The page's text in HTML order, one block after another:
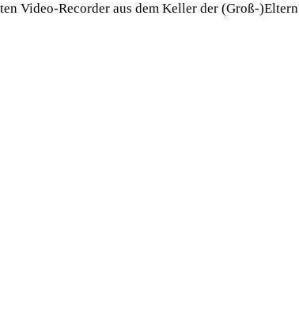
Video-Recorder aus dem Keller der (Groß-)Eltern